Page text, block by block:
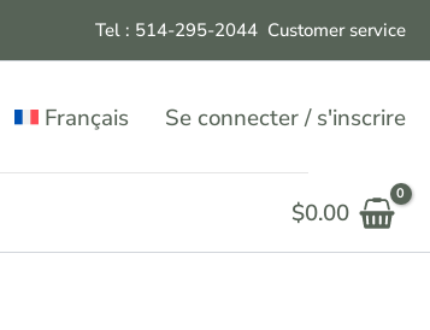
Tel : 514-295-2044 Customer service
Français Se connecter / s'inscrire
$0.00